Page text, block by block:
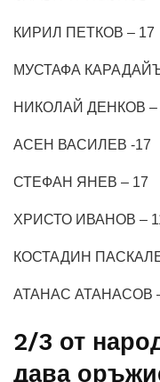
КИРИЛ ПЕТКОВ – 17
МУСТАФА
НИКОЛАЙ ДЕНКОВ –
АСЕН ВАСИЛЕВ -17
СТЕФАН ЯНЕВ – 17
ХРИСТО ИВАНОВ –
КОСТАДИН
АТАНАС АТАНАСОВ
2/3 от
дава